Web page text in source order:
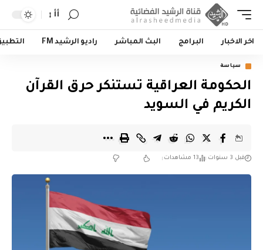
أأ
اخر الاخبار البرامج البث المباشر راديو الرشيد FM
سياسة
الحكومة العراقية تستنكر حرق القرآن
الكريم في السويد
قبل 3 سنوات 13 مشاهدات